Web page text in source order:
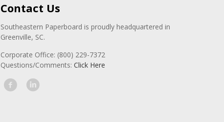
Contact Us
Southeastern Paperboard is proudly headquartered in
Greenville, SC.
Corporate Office: (800) 229-7372
Questions/Comments:Click Here